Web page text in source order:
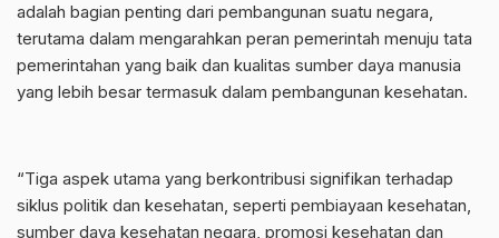
adalah bagian penting dari pembangunan suatu negara,
terutama dalam mengarahkan peran pemerintah menuju tata
pemerintahan yang baik dan kualitas sumber daya manusia
yang lebih besar termasuk dalam pembangunan kesehatan.
“Tiga aspek utama yang berkontribusi signifikan terhadap
siklus politik dan kesehatan, seperti pembiayaan kesehatan,
sumber daya kesehatan negara, promosi kesehatan dan